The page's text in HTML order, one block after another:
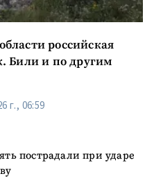
российская
Били и по другим
г., 06:59
пострадали при ударе